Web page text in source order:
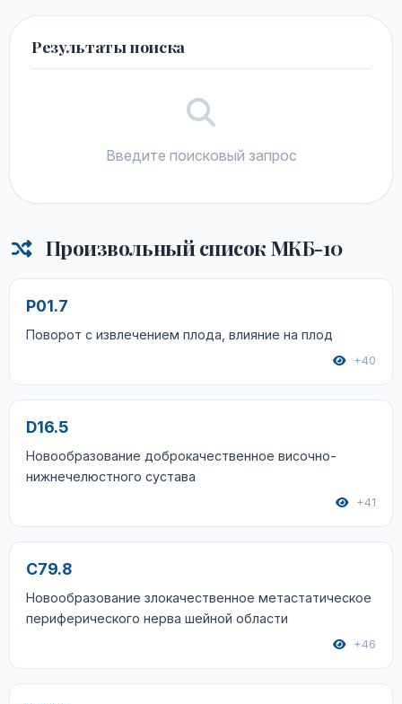
Результаты поиска
Введите поисковый запрос
Произвольный список МКБ-10
P01.7
Поворот с извлечением плода, влияние на плод
+40
D16.5
Новообразование доброкачественное височно-
нижнечелюстного сустава
+41
C79.8
Новообразование злокачественное метастатическое
периферического нерва шейной области
+46